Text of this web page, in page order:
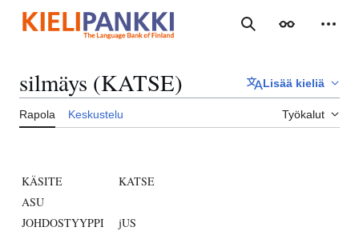
sisältöön
Haku Ulkoasu
silmäys (KATSE) Lisää kieliä
Rapola Keskustelu Työkalut
KÄSITE
KATSE
ASU
JOHDOSTYYPPI
jUS